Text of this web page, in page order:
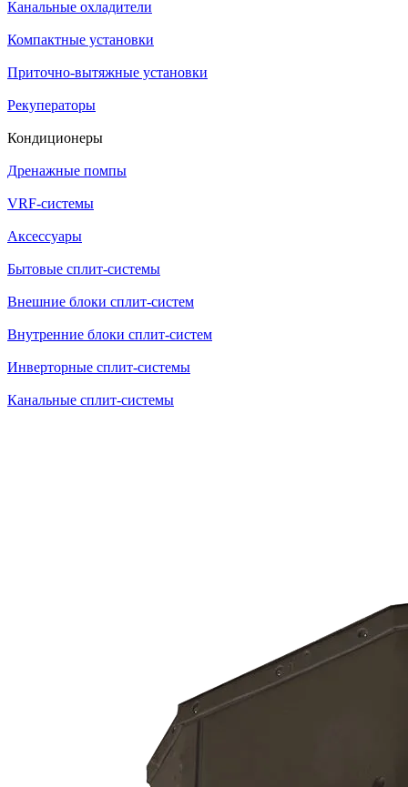
Канальные охладители
Компактные установки
Приточно-вытяжные установки
Рекуператоры
Кондиционеры
Дренажные помпы
VRF-системы
Аксессуары
Бытовые сплит-системы
Внешние блоки сплит-систем
Внутренние блоки сплит-систем
Инверторные сплит-системы
Канальные сплит-системы